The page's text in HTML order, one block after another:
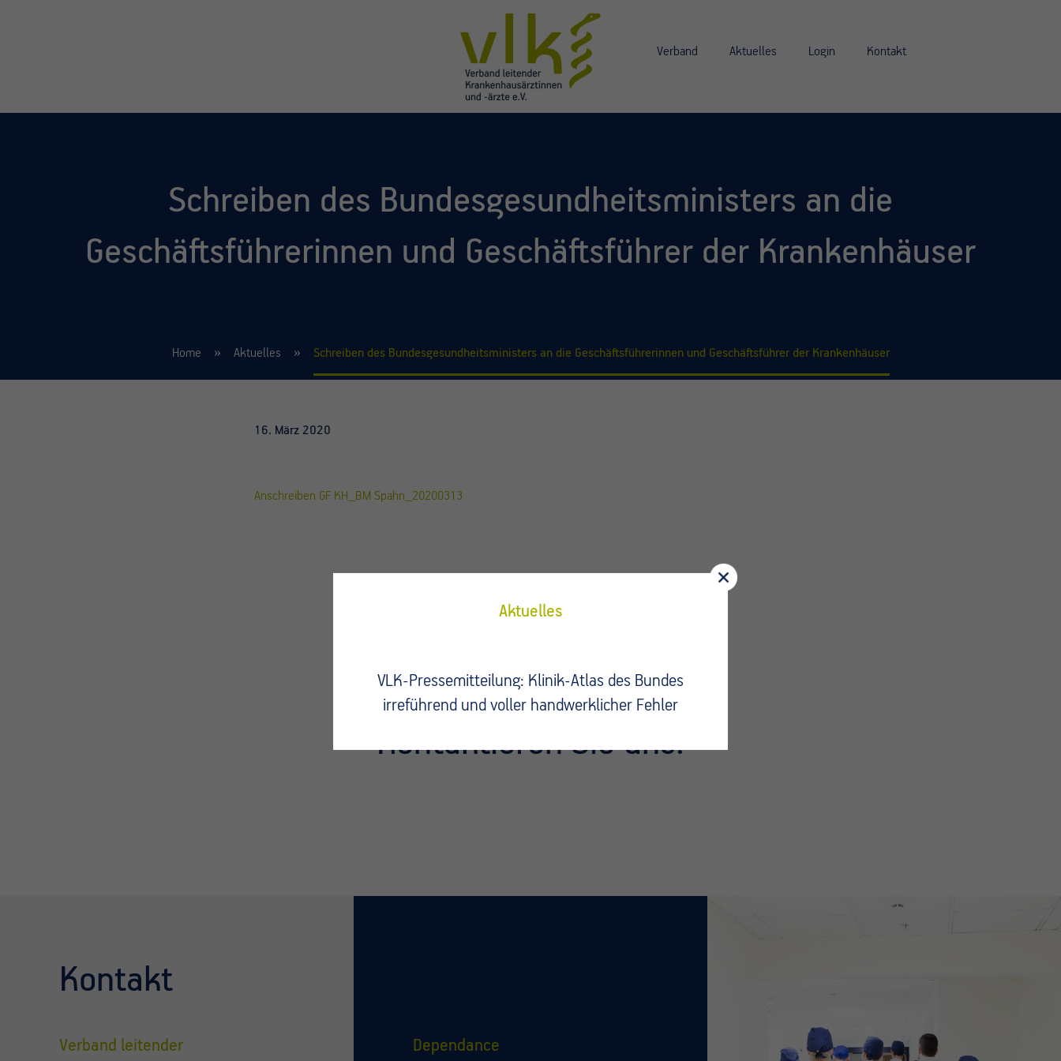
Verband Aktuelles Login Kontakt
Schreiben des Bundesgesundheitsministers an die
Geschäftsführerinnen und Geschäftsführer der Krankenhäuser
Home Aktuelles Schreiben des Bundesgesundheitsministers an die Geschäftsführerinnen und Geschäftsführer der Krankenhäuser
16. März 2020
Anschreiben GF KH_BM Spahn_20200313
Fragen?
Kontaktieren Sie uns.
Kontakt
Verband leitender Dependance
Aktuelles
VLK-Pressemitteilung: Klinik-Atlas des Bundes
irreführend und voller handwerklicher Fehler